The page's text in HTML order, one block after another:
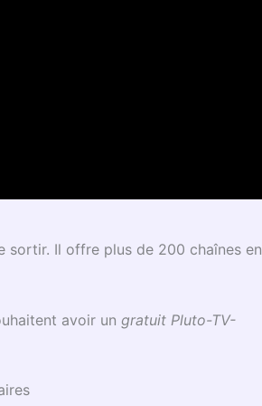
sortir. Il offre plus de 200 chaînes en
avoir un gratuit Pluto-TV-